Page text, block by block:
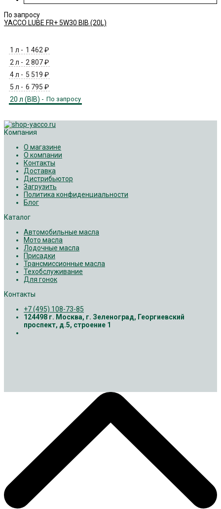
По запросу
YACCO LUBE FR+ 5W30 BIB (20L)
1 л - 1 462 ₽
2 л - 2 807 ₽
4 л - 5 519 ₽
5 л - 6 795 ₽
20 л (BIB) - По запросу
Компания
О магазине
О компании
Контакты
Доставка
Дистрибьютор
Загрузить
Политика конфиденциальности
Блог
Каталог
Автомобильные масла
Мото масла
Лодочные масла
Присадки
Трансмиссионные масла
Техобслуживание
Для гонок
Контакты
+7 (495) 108-73-85
124498 г. Москва, г. Зеленоград, Георгиевский
проспект, д.5, строение 1